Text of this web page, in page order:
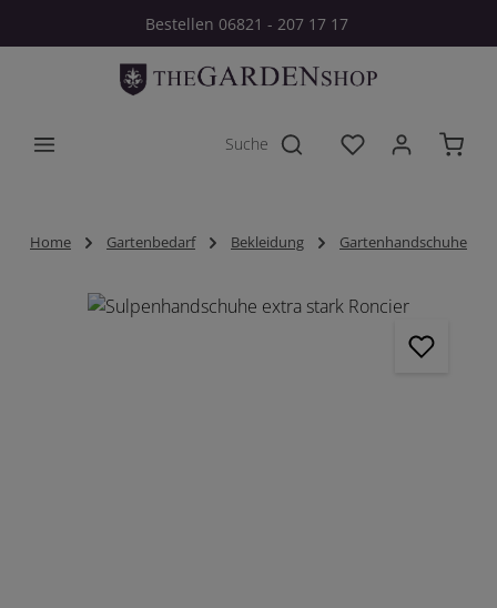
Zum Hauptinhalt springenBestellen 06821 - 207 17 17
Du hast 0
Home Gartenbedarf Bekleidung Gartenhandschuhe
Bildergalerie überspringen